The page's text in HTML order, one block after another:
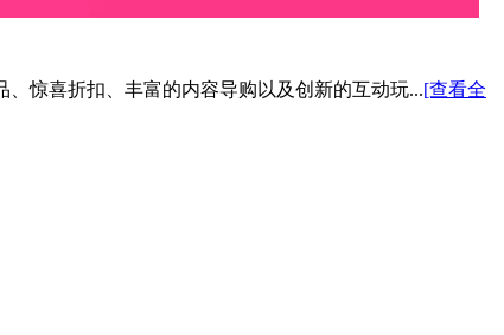
惊喜折扣、丰富的内容导购以及创新的互动玩...[查看全